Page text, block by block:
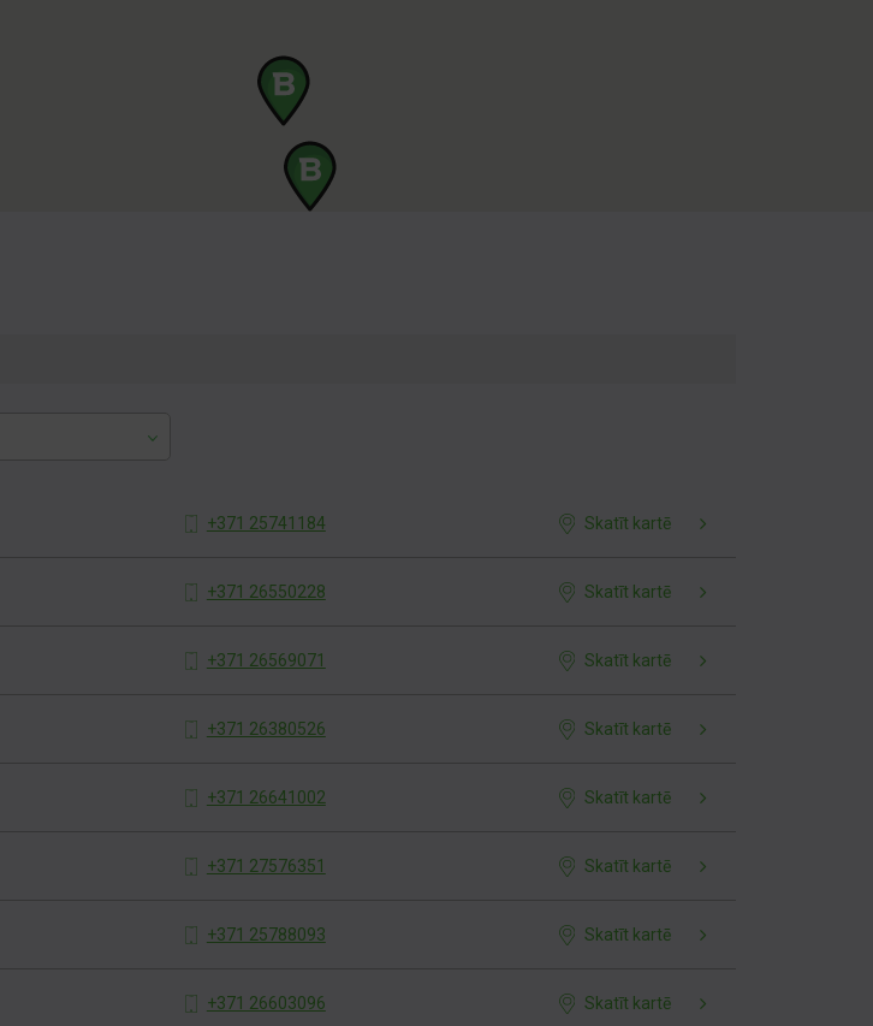
+371 25741184 Skatīt kartē
+371 26550228 Skatīt kartē
+371 26569071 Skatīt kartē
+371 26380526 Skatīt kartē
+371 26641002 Skatīt kartē
+371 27576351 Skatīt kartē
+371 25788093 Skatīt kartē
+371 26603096 Skatīt kartē